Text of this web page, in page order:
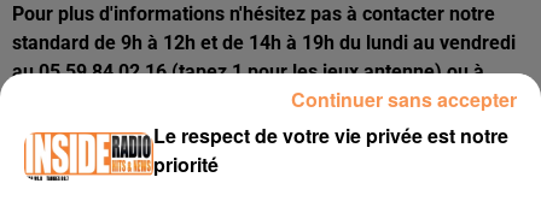
Pour plus d'informations n'hésitez pas à contacter notre
standard de 9h à 12h et de 14h à 19h du lundi au vendredi
au 05 59 84 02 16 (tapez 1 pour les jeux antenne) ou à
envoyer un message directement sur notre site
internetici.
Nous vous répondrons dans les plus brefs délais.
Le respect de votre vie privée est notre
priorité
Continuer sans accepter